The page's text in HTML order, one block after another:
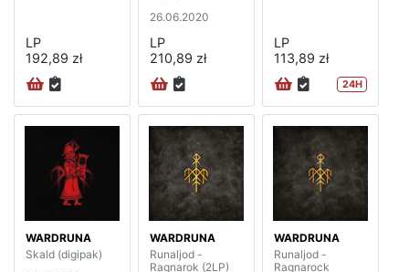
LP
192,89 zł
26.06.2020
LP
210,89 zł
LP
113,89 zł
24H
WARDRUNA
Skald (digipak)
WARDRUNA
Runaljod -
Ragnarok (2LP)
WARDRUNA
Runaljod -
Ragnarock